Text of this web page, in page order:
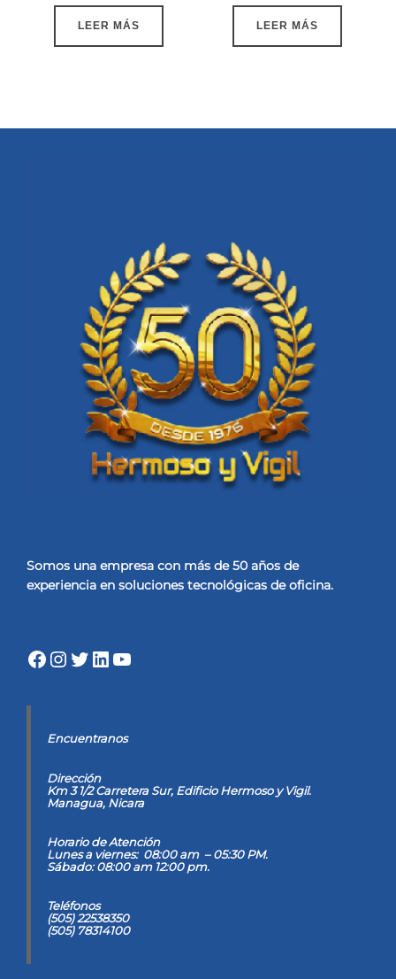
LEER MÁS LEER MÁS
Somos una empresa con más de 50 años de
experiencia en soluciones tecnológicas de oficina.
Facebook
Instagram
Twitter
LinkedIn
YouTube
Encuentranos
Dirección
Km 3 1/2 Carretera Sur, Edificio Hermoso y Vigil.
Managua, Nicara
Horario de Atención
Lunes a viernes: 08:00 am – 05:30 PM.
Sábado: 08:00 am 12:00 pm.
Teléfonos
(505) 22538350
(505) 78314100